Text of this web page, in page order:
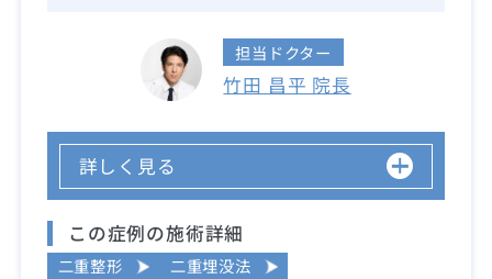
担当ドクター
竹田 昌平 院長
詳しく見る
この症例の施術詳細
二重整形
二重埋没法